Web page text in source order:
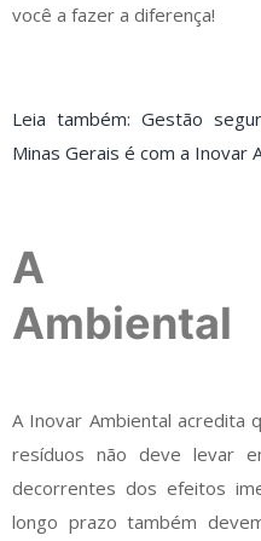
você a fazer a diferença!
Leia também: Gestão
Minas Gerais é com a Inovar
A
Ambiental
A Inovar Ambiental acredita
resíduos não deve levar
decorrentes dos efeitos
longo prazo também